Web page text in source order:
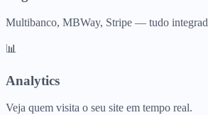
Multibanco, MBWay, Stripe — tudo
📊
Analytics
Veja quem visita o seu site em tempo real.